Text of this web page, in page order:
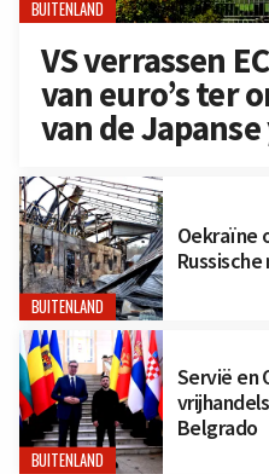
BUITENLAND
VS verrassen
van euro’s ter
van de
BUITENLAND
Oekraïne
BUITENLAND
Servië en
Belgrado